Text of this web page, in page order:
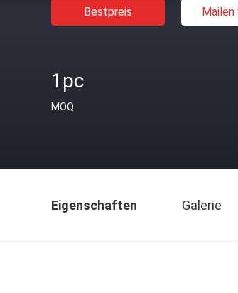
Bestpreis Mailen
1pc
MOQ
Eigenschaften Galerie